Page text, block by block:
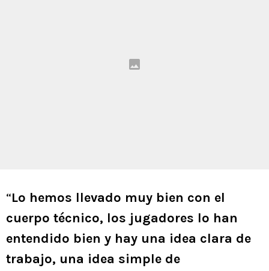
“Lo hemos llevado muy bien con el
cuerpo técnico, los jugadores lo han
entendido bien y hay una idea clara de
trabajo, una idea simple de